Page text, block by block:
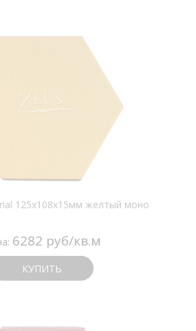
125х108х15мм желтый моно
6282 руб/кв.м
КУПИТЬ